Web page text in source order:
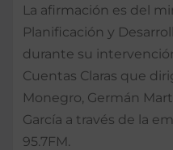
La afirmación es del
Planificación y
durante su
Cuentas Claras que
Monegro, Germán
García a través de la
95.7FM.